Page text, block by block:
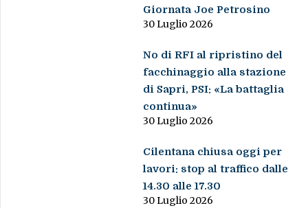
Giornata Joe Petrosino
30 Luglio 2026
No di RFI al ripristino del
facchinaggio alla stazione
di Sapri, PSI: «La battaglia
continua»
30 Luglio 2026
Cilentana chiusa oggi per
lavori: stop al traffico dalle
14.30 alle 17.30
30 Luglio 2026